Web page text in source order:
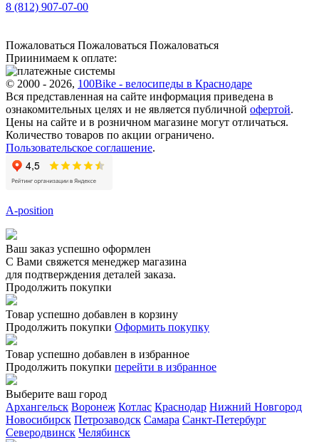
8 (812) 907-07-00
Пожаловаться Пожаловаться Пожаловаться
Приинимаем к оплате:
© 2000 - 2026, 100Bike - велосипеды в Краснодаре
Вся представленная на сайте информация приведена в
ознакомительных целях и не является публичной офертой.
Цены на сайте и в розничном магазине могут отличаться.
Количество товаров по акции ограничено.
Пользовательское соглашение.
A-position
Ваш заказ успешно оформлен
С Вами свяжется менеджер магазина
для подтверждения деталей заказа.
Продолжить покупки
Товар успешно добавлен в корзину
Продолжить покупки Оформить покупку
Товар успешно добавлен в избранное
Продолжить покупки перейти в избранное
Выберите ваш город
Архангельск Воронеж Котлас Краснодар Нижний Новгород
Новосибирск Петрозаводск Самара Санкт-Петербург
Северодвинск Челябинск